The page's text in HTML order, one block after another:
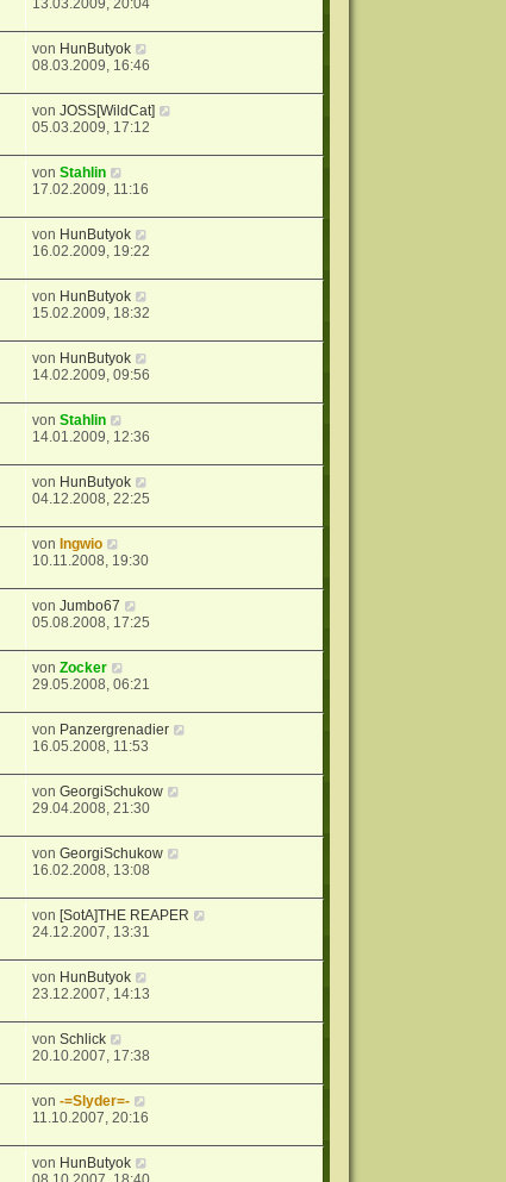
13.03.2009, 20:04
von HunButyok
08.03.2009, 16:46
vonJOSS[WildCat]
05.03.2009, 17:12
vonStahlin
17.02.2009, 11:16
von HunButyok
16.02.2009, 19:22
von HunButyok
15.02.2009, 18:32
von HunButyok
14.02.2009, 09:56
vonStahlin
14.01.2009, 12:36
von HunButyok
04.12.2008, 22:25
von Ingwio
10.11.2008, 19:30
vonJumbo67
05.08.2008, 17:25
vonZocker
29.05.2008, 06:21
von Panzergrenadier
16.05.2008, 11:53
vonGeorgiSchukow
29.04.2008, 21:30
vonGeorgiSchukow
16.02.2008, 13:08
von [SotA]THE REAPER
24.12.2007, 13:31
von HunButyok
23.12.2007, 14:13
vonSchlick
20.10.2007, 17:38
von-=Slyder=-
11.10.2007, 20:16
von HunButyok